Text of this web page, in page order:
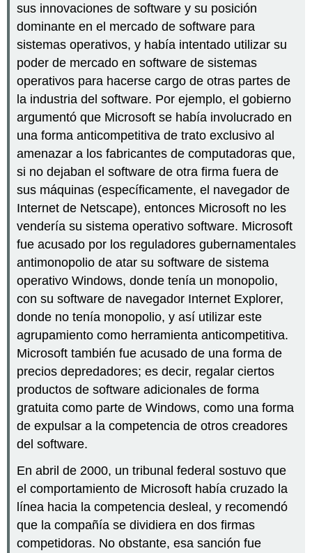
sus innovaciones de software y su posición
dominante en el mercado de software para
sistemas operativos, y había intentado utilizar su
poder de mercado en software de sistemas
operativos para hacerse cargo de otras partes de
la industria del software. Por ejemplo, el gobierno
argumentó que Microsoft se había involucrado en
una forma anticompetitiva de trato exclusivo al
amenazar a los fabricantes de computadoras que,
si no dejaban el software de otra firma fuera de
sus máquinas (específicamente, el navegador de
Internet de Netscape), entonces Microsoft no les
vendería su sistema operativo software. Microsoft
fue acusado por los reguladores gubernamentales
antimonopolio de atar su software de sistema
operativo Windows, donde tenía un monopolio,
con su software de navegador Internet Explorer,
donde no tenía monopolio, y así utilizar este
agrupamiento como herramienta anticompetitiva.
Microsoft también fue acusado de una forma de
precios depredadores; es decir, regalar ciertos
productos de software adicionales de forma
gratuita como parte de Windows, como una forma
de expulsar a la competencia de otros creadores
del software.
En abril de 2000, un tribunal federal sostuvo que
el comportamiento de Microsoft había cruzado la
línea hacia la competencia desleal, y recomendó
que la compañía se dividiera en dos firmas
competidoras. No obstante, esa sanción fue